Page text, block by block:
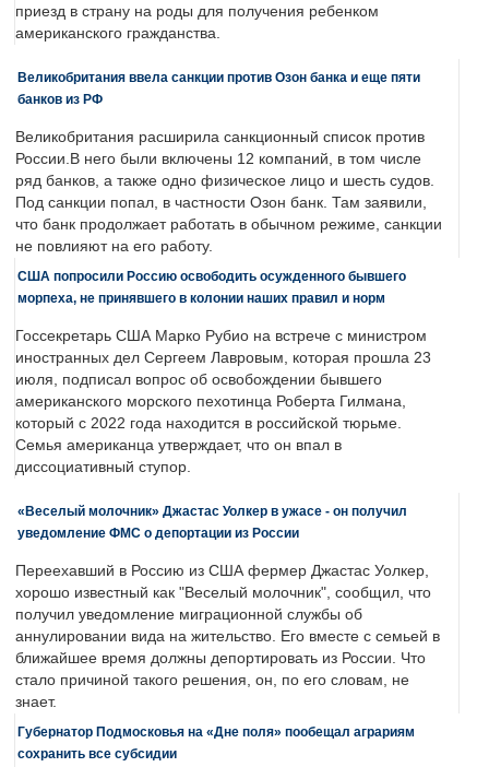
приезд в страну на роды для получения ребенком
американского гражданства.
Великобритания ввела санкции против Озон банка и еще пяти
банков из РФ
Великобритания расширила санкционный список против
России.В него были включены 12 компаний, в том числе
ряд банков, а также одно физическое лицо и шесть судов.
Под санкции попал, в частности Озон банк. Там заявили,
что банк продолжает работать в обычном режиме, санкции
не повлияют на его работу.
США попросили Россию освободить осужденного бывшего
морпеха, не принявшего в колонии наших правил и норм
Госсекретарь США Марко Рубио на встрече с министром
иностранных дел Сергеем Лавровым, которая прошла 23
июля, подписал вопрос об освобождении бывшего
американского морского пехотинца Роберта Гилмана,
который с 2022 года находится в российской тюрьме.
Семья американца утверждает, что он впал в
диссоциативный ступор.
«Веселый молочник» Джастас Уолкер в ужасе - он получил
уведомление ФМС о депортации из России
Переехавший в Россию из США фермер Джастас Уолкер,
хорошо известный как "Веселый молочник", сообщил, что
получил уведомление миграционной службы об
аннулировании вида на жительство. Его вместе с семьей в
ближайшее время должны депортировать из России. Что
стало причиной такого решения, он, по его словам, не
знает.
Губернатор Подмосковья на «Дне поля» пообещал аграриям
сохранить все субсидии